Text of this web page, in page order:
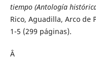
tiempo (Antología
Rico, Aguadilla, Arco de
1-5 (299 páginas).
Â